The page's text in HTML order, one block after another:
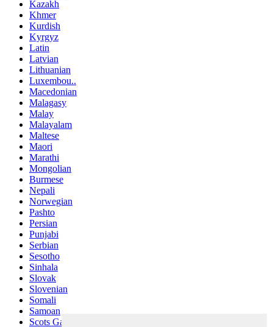
Kazakh
Khmer
Kurdish
Kyrgyz
Latin
Latvian
Lithuanian
Luxembou..
Macedonian
Malagasy
Malay
Malayalam
Maltese
Maori
Marathi
Mongolian
Burmese
Nepali
Norwegian
Pashto
Persian
Punjabi
Serbian
Sesotho
Sinhala
Slovak
Slovenian
Somali
Samoan
Scots Gaelic